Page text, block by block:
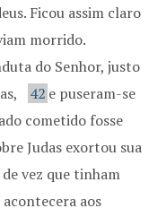
Ficou assim claro
morrido.
do Senhor, justo
42 e puseram-se
cometido fosse
Judas exortou sua
vez que tinham
aos